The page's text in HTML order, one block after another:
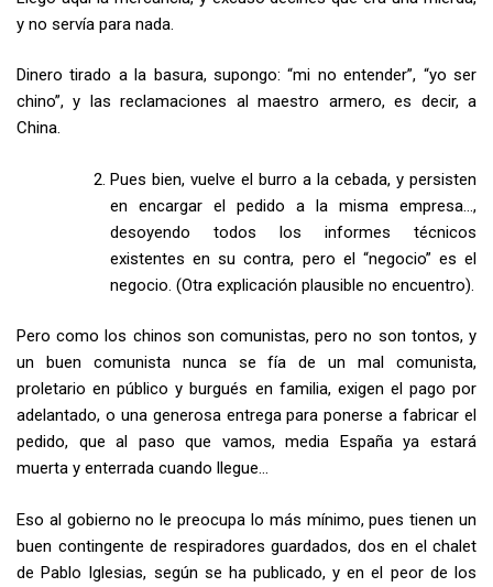
y no servía para nada.
Dinero tirado a la basura, supongo: “mi no entender”, “yo ser
chino”, y las reclamaciones al maestro armero, es decir, a
China.
Pues bien, vuelve el burro a la cebada, y persisten
en encargar el pedido a la misma empresa…,
desoyendo todos los informes técnicos
existentes en su contra, pero el “negocio” es el
negocio. (Otra explicación plausible no encuentro).
Pero como los chinos son comunistas, pero no son tontos, y
un buen comunista nunca se fía de un mal comunista,
proletario en público y burgués en familia, exigen el pago por
adelantado, o una generosa entrega para ponerse a fabricar el
pedido, que al paso que vamos, media España ya estará
muerta y enterrada cuando llegue…
Eso al gobierno no le preocupa lo más mínimo, pues tienen un
buen contingente de respiradores guardados, dos en el chalet
de Pablo Iglesias, según se ha publicado, y en el peor de los